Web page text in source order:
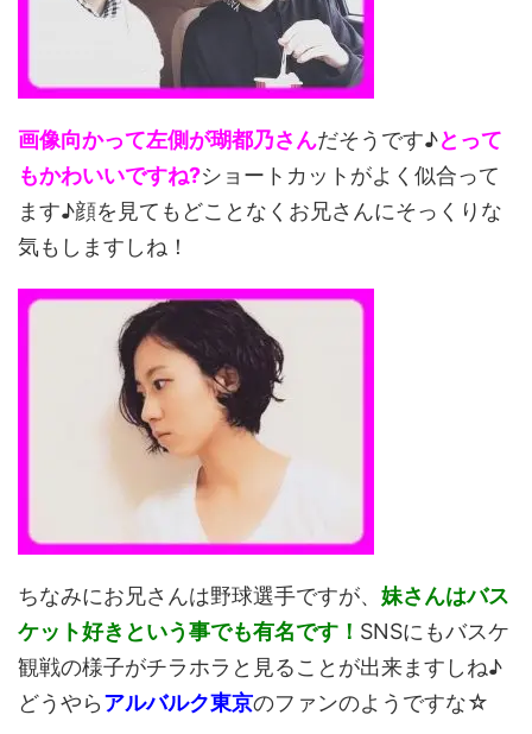
画像向かって左側が瑚都乃さんだそうです♪とって
もかわいいですね?ショートカットがよく似合って
ます♪顔を見てもどことなくお兄さんにそっくりな
気もしますしね！
ちなみにお兄さんは野球選手ですが、 妹さんはバス
ケット好きという事でも有名です！ SNSにもバスケ
観戦の様子がチラホラと見ることが出来ますしね♪
どうやらアルバルク東京のファンのようですな☆